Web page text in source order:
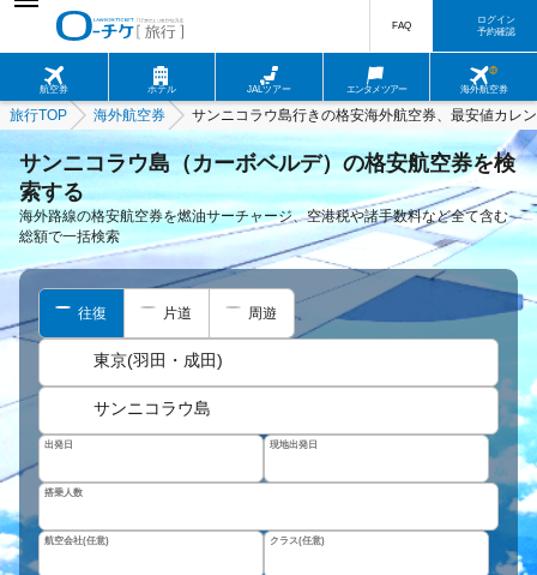
航空券 ホテル JALツアー エンタメツアー 海外航空券
FAQ
ログイン
予約確認
旅行TOP 海外航空券 サンニコラウ島行きの格安海外航空券、最安値カレ
サンニコラウ島（カーボベルデ）の格安航空券を検
索する
海外路線の格安航空券を燃油サーチャージ、空港税や諸手数料など全て含む
総額で一括検索
往復 片道 周遊
東京(羽田・成田)
サンニコラウ島
出発日 現地出発日
搭乗人数
航空会社(任意) クラス(任意)